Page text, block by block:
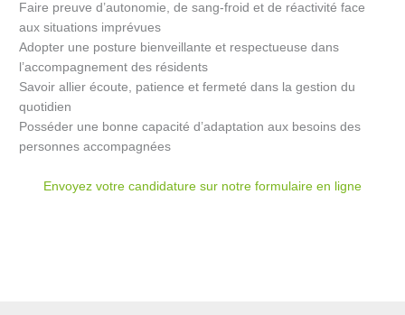
Faire preuve d’autonomie, de sang-froid et de réactivité face
aux situations imprévues
Adopter une posture bienveillante et respectueuse dans
l’accompagnement des résidents
Savoir allier écoute, patience et fermeté dans la gestion du
quotidien
Posséder une bonne capacité d’adaptation aux besoins des
personnes accompagnées
Envoyez votre candidature sur notre formulaire en ligne